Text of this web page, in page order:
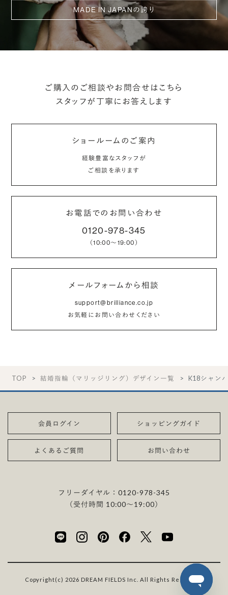
MADE IN JAPANの誇り
ご購入のご相談やお問合せはこちら
スタッフが丁寧にお答えします
ショールームのご案内
経験豊富なスタッフが
ご相談を承ります
お電話でのお問い合わせ
0120-978-345
（10:00〜19:00）
メールフォームから相談
support@brilliance.co.jp
お気軽にお問い合わせください
TOP 結婚指輪（マリッジリング）デザイン一覧 K18シャン
会員ログイン ショッピングガイド
よくあるご質問 お問い合わせ
フリーダイヤル：0120-978-345
（受付時間 10:00〜19:00）
Copyright(c) 2026 DREAM FIELDS Inc. All Rights Reserved.